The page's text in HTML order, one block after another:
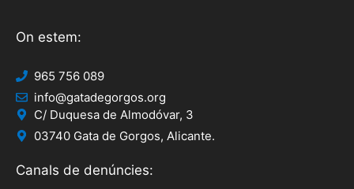
On estem:
965 756 089
info@gatadegorgos.org
C/ Duquesa de Almodóvar, 3
03740 Gata de Gorgos, Alicante.
Canals de denúncies: